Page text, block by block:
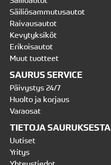
Säiliösammutusautot
Raivausautot
Kevytyksiköt
Erikoisautot
Muut tuotteet
SAURUS SERVICE
Päivystys 24/7
Huolto ja korjaus
Varaosat
TIETOJA SAURUKSESTA
Uutiset
Yritys